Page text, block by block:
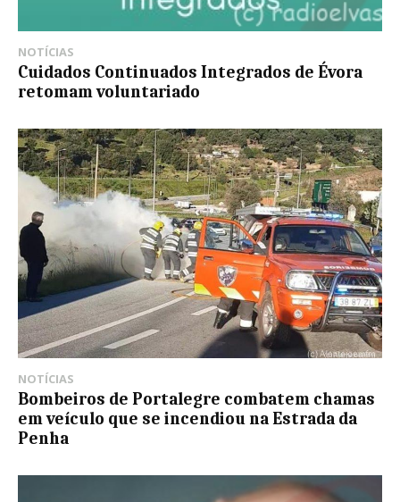
NOTÍCIAS
Cuidados Continuados Integrados de Évora
retomam voluntariado
NOTÍCIAS
Bombeiros de Portalegre combatem chamas
em veículo que se incendiou na Estrada da
Penha